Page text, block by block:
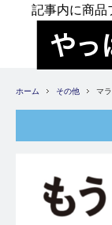
記事内に商品
ホーム その他 マ